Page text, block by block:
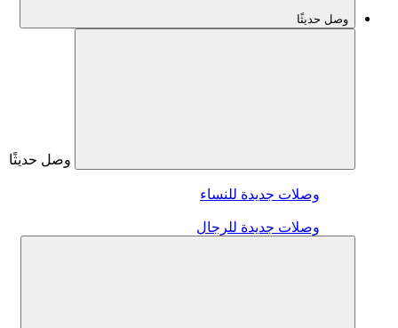
وصل حديثًا
وصل حديثًا
وصلات جديدة للنساء
وصلات جديدة للرجال